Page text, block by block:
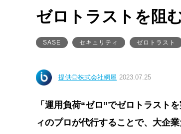
ゼロトラストを阻
SASE セキュリティ ゼロトラスト
提供◎株式会社網屋 2023.07.25
「運用負荷“ゼロ”でゼロトラスト
ィのプロが代行することで、大企